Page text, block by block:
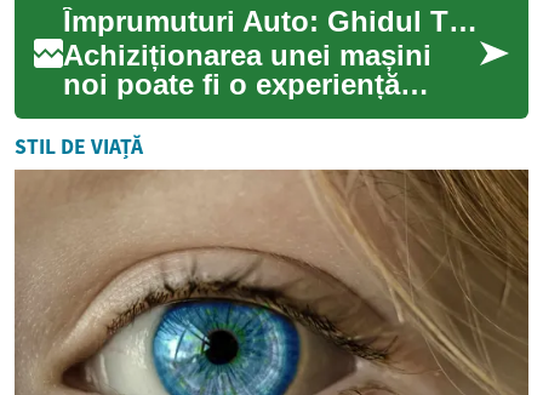
beneficii...
Împrumuturi Auto: Ghidul Tău Complet pentru Finanțarea Mașinii
Achiziționarea unei mașini
noi poate fi o experiență
entuziasmantă, dar și o
provocare financiară
semnificativă. Împr...
STIL DE VIAȚĂ